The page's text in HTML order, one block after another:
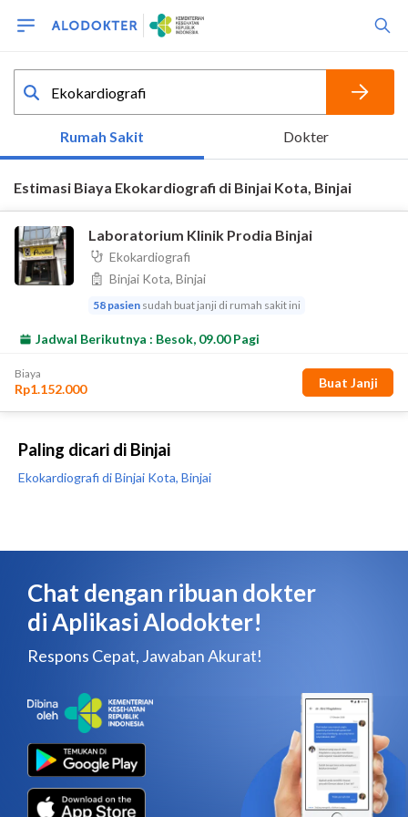
Paling dicari di Binjai
Ekokardiografi di Binjai Kota, Binjai